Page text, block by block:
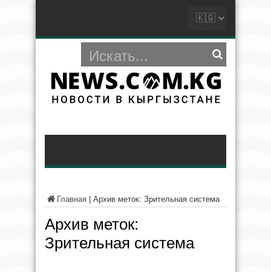
Главная Архив меток: Зрительная система
Архив меток:
Зрительная система